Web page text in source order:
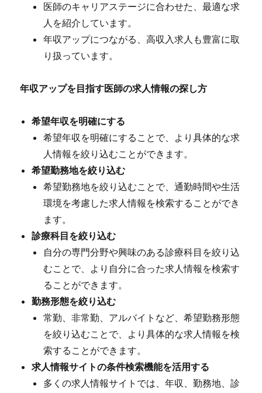
医師のキャリアステージに合わせた、最適な求
人を紹介しています。
年収アップにつながる、高収入求人も豊富に取
り扱っています。
年収アップを目指す医師の求人情報の探し方
希望年収を明確にする
希望年収を明確にすることで、より具体的な求
人情報を絞り込むことができます。
希望勤務地を絞り込む
希望勤務地を絞り込むことで、通勤時間や生活
環境を考慮した求人情報を検索することができ
ます。
診療科目を絞り込む
自分の専門分野や興味のある診療科目を絞り込
むことで、より自分に合った求人情報を検索す
ることができます。
勤務形態を絞り込む
常勤、非常勤、アルバイトなど、希望勤務形態
を絞り込むことで、より具体的な求人情報を検
索することができます。
求人情報サイトの条件検索機能を活用する
多くの求人情報サイトでは、年収、勤務地、診